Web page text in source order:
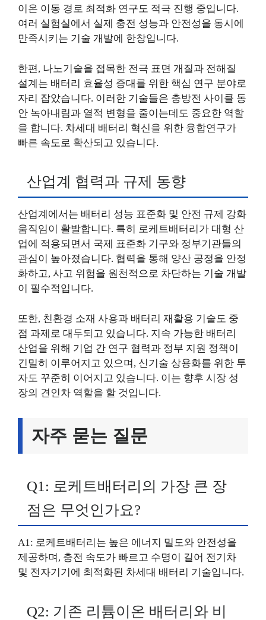
이온 이동 경로 최적화 연구도 적극 진행 중입니다.
여러 실험실에서 실제 충전 성능과 안전성을 동시에
만족시키는 기술 개발에 한창입니다.
한편, 나노기술을 접목한 전극 표면 개질과 전해질
설계는 배터리 효율성 증대를 위한 핵심 연구 분야로
자리 잡았습니다. 이러한 기술들은 충방전 사이클 동
안 녹아내림과 열적 변형을 줄이는데도 중요한 역할
을 합니다. 차세대 배터리 혁신을 위한 융합연구가
빠른 속도로 확산되고 있습니다.
산업계 협력과 규제 동향
산업계에서는 배터리 성능 표준화 및 안전 규제 강화
움직임이 활발합니다. 특히 로케트배터리가 대형 산
업에 적용되면서 국제 표준화 기구와 정부기관들의
관심이 높아졌습니다. 협력을 통해 양산 공정을 안정
화하고, 사고 위험을 원천적으로 차단하는 기술 개발
이 필수적입니다.
또한, 친환경 소재 사용과 배터리 재활용 기술도 중
점 과제로 대두되고 있습니다. 지속 가능한 배터리
산업을 위해 기업 간 연구 협력과 정부 지원 정책이
긴밀히 이루어지고 있으며, 신기술 상용화를 위한 투
자도 꾸준히 이어지고 있습니다. 이는 향후 시장 성
장의 견인차 역할을 할 것입니다.
자주 묻는 질문
Q1: 로케트배터리의 가장 큰 장
점은 무엇인가요?
A1: 로케트배터리는 높은 에너지 밀도와 안전성을
제공하며, 충전 속도가 빠르고 수명이 길어 전기차
및 전자기기에 최적화된 차세대 배터리 기술입니다.
Q2: 기존 리튬이온 배터리와 비